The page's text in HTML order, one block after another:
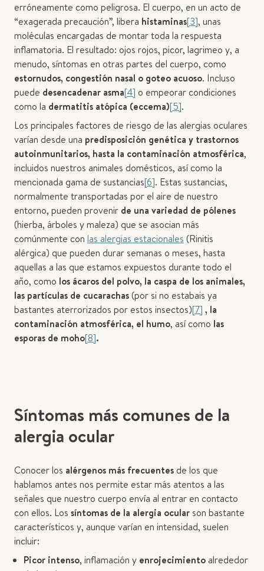
erróneamente como peligrosa. El cuerpo, en un acto de
“exagerada precaución”, libera histaminas[3], unas
moléculas encargadas de montar toda la respuesta
inflamatoria. El resultado: ojos rojos, picor, lagrimeo y, a
menudo, síntomas en otras partes del cuerpo, como
estornudos, congestión nasal o goteo acuoso. Incluso
puede desencadenar asma[4] o empeorar condiciones
como la dermatitis atópica (eccema)[5].
Los principales factores de riesgo de las alergias oculares
varían desde una predisposición genética y trastornos
autoinmunitarios, hasta la contaminación atmosférica,
incluidos nuestros animales domésticos, así como la
mencionada gama de sustancias[6]. Estas sustancias,
normalmente transportadas por el aire de nuestro
entorno, pueden provenir de una variedad de pólenes
(hierba, árboles y maleza) que se asocian más
comúnmente con las alergias estacionales (Rinitis
alérgica) que pueden durar semanas o meses, hasta
aquellas a las que estamos expuestos durante todo el
año, como los ácaros del polvo, la caspa de los animales,
las partículas de cucarachas(por si no estabais ya
bastantes aterrorizados por estos insectos)[7] , la
contaminación atmosférica, el humo, así como las
esporas de moho[8].
Síntomas más comunes de la
alergia ocular
Conocer los alérgenos más frecuentesde los que
hablamos antes nos permite estar más atentos a las
señales que nuestro cuerpo envía al entrar en contacto
con ellos. Los síntomas de la alergia ocular son bastante
característicos y, aunque varían en intensidad, suelen
incluir:
Picor intenso, inflamación y enrojecimientoalrededor